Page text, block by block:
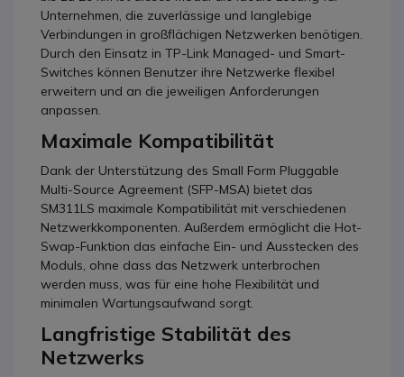
Unternehmen, die zuverlässige und langlebige
Verbindungen in großflächigen Netzwerken benötigen.
Durch den Einsatz in TP-Link Managed- und Smart-
Switches können Benutzer ihre Netzwerke flexibel
erweitern und an die jeweiligen Anforderungen
anpassen.
Maximale Kompatibilität
Dank der Unterstützung des Small Form Pluggable
Multi-Source Agreement (SFP-MSA) bietet das
SM311LS maximale Kompatibilität mit verschiedenen
Netzwerkkomponenten. Außerdem ermöglicht die Hot-
Swap-Funktion das einfache Ein- und Ausstecken des
Moduls, ohne dass das Netzwerk unterbrochen
werden muss, was für eine hohe Flexibilität und
minimalen Wartungsaufwand sorgt.
Langfristige Stabilität des
Netzwerks